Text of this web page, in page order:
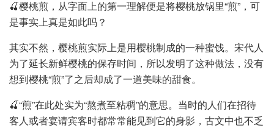
🍒樱桃煎，从字面上的第一理解便是将樱桃放锅里“煎”，可
是事实上真是如此吗？
其实不然，樱桃煎实际上是用樱桃制成的一种蜜饯。宋代人
为了延长新鲜樱桃的保存时间，所以发明了这种做法，没有
想到樱桃“煎”了之后却成了一道美味的甜食。
🍒“煎”在此处实为“熬煮至粘稠”的意思。当时的人们在招待
客人或者宴请宾客时都常常能见到它的身影，古文中也不乏